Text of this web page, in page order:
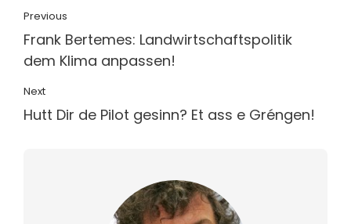
Previous
Frank Bertemes: Landwirtschaftspolitik
dem Klima anpassen!
Next
Hutt Dir de Pilot gesinn? Et ass e Gréngen!